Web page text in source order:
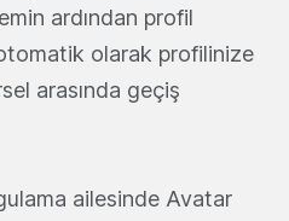
ardından profil
olarak profilinize
arasında geçiş
ailesinde Avatar